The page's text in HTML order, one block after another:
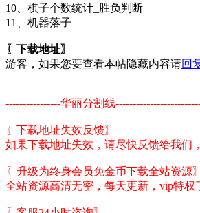
10、棋子个数统计_胜负判断
11、机器落子
〖下载地址〗
游客，如果您要查看本帖隐藏内容请回
----------------华丽分割线
〖下载地址失效反馈〗
如果下载地址失效，请尽快反馈给我们
〖升级为终身会员免金币下载全站资源〗
全站资源高清无密，每天更新，vip特权